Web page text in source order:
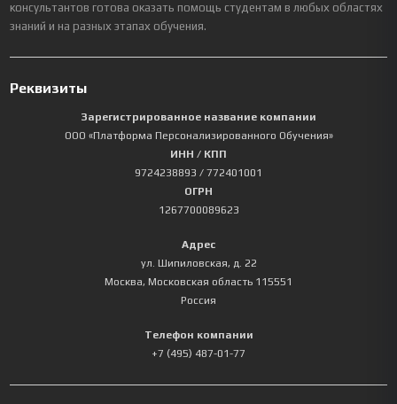
консультантов готова оказать помощь студентам в любых областях
знаний и на разных этапах обучения.
Реквизиты
Зарегистрированное название компании
ООО «Платформа Персонализированного Обучения»
ИНН / КПП
9724238893 / 772401001
ОГРН
1267700089623
Адрес
ул. Шипиловская, д. 22
Москва, Московская область 115551
Россия
Телефон компании
+7 (495) 487-01-77